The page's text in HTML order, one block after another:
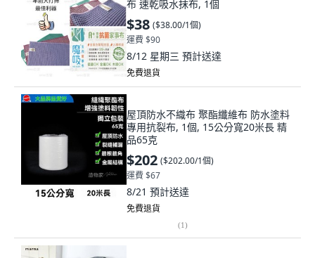
布 速乾吸水抹布, 1個
$38 ($38.00/1個)
運費 $90
8/12 星期三 預計送達
免費退貨
屋頂防水不織布 聚酯纖維布 防水塗料
專用抗裂布, 1個, 15公分寬20米長 精
品65克
$202 ($202.00/1個)
運費 $67
8/21 預計送達
免費退貨
(1)